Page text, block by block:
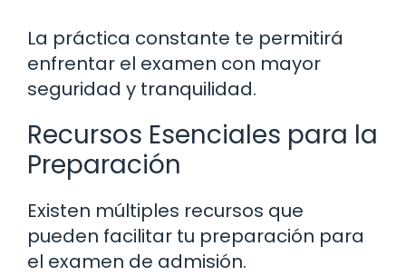
La práctica constante te permitirá
enfrentar el examen con mayor
seguridad y tranquilidad.
Recursos Esenciales para la
Preparación
Existen múltiples recursos que
pueden facilitar tu preparación para
el examen de admisión.